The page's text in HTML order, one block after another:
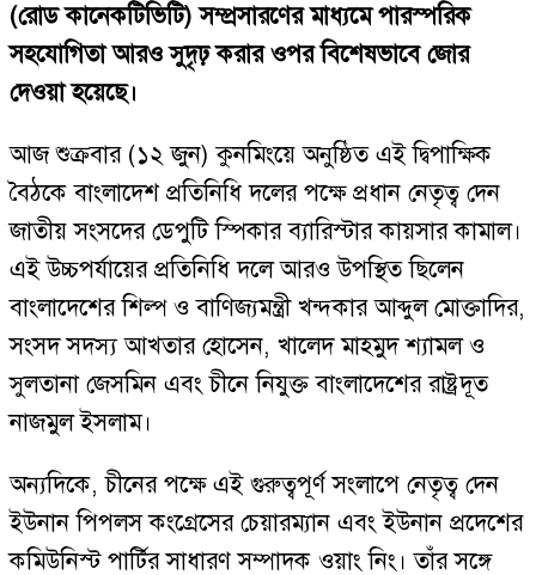
(রোড কানেকটিভিটি) সম্প্রসারণের মাধ্যমে পারস্পরিক
সহযোগিতা আরও সুদৃঢ় করার ওপর বিশেষভাবে জোর
দেওয়া হয়েছে।
আজ শুক্রবার (১২ জুন) কুনমিংয়ে অনুষ্ঠিত এই দ্বিপাক্ষিক
বৈঠকে বাংলাদেশ প্রতিনিধি দলের পক্ষে প্রধান নেতৃত্ব দেন
জাতীয় সংসদের ডেপুটি স্পিকার ব্যারিস্টার কায়সার কামাল।
এই উচ্চপর্যায়ের প্রতিনিধি দলে আরও উপস্থিত ছিলেন
বাংলাদেশের শিল্প ও বাণিজ্যমন্ত্রী খন্দকার আব্দুল মোক্তাদির,
সংসদ সদস্য আখতার হোসেন, খালেদ মাহমুদ শ্যামল ও
সুলতানা জেসমিন এবং চীনে নিযুক্ত বাংলাদেশের রাষ্ট্রদূত
নাজমুল ইসলাম।
অন্যদিকে, চীনের পক্ষে এই গুরুত্বপূর্ণ সংলাপে নেতৃত্ব দেন
ইউনান পিপলস কংগ্রেসের চেয়ারম্যান এবং ইউনান প্রদেশের
কমিউনিস্ট পার্টির সাধারণ সম্পাদক ওয়াং নিং। তাঁর সঙ্গে